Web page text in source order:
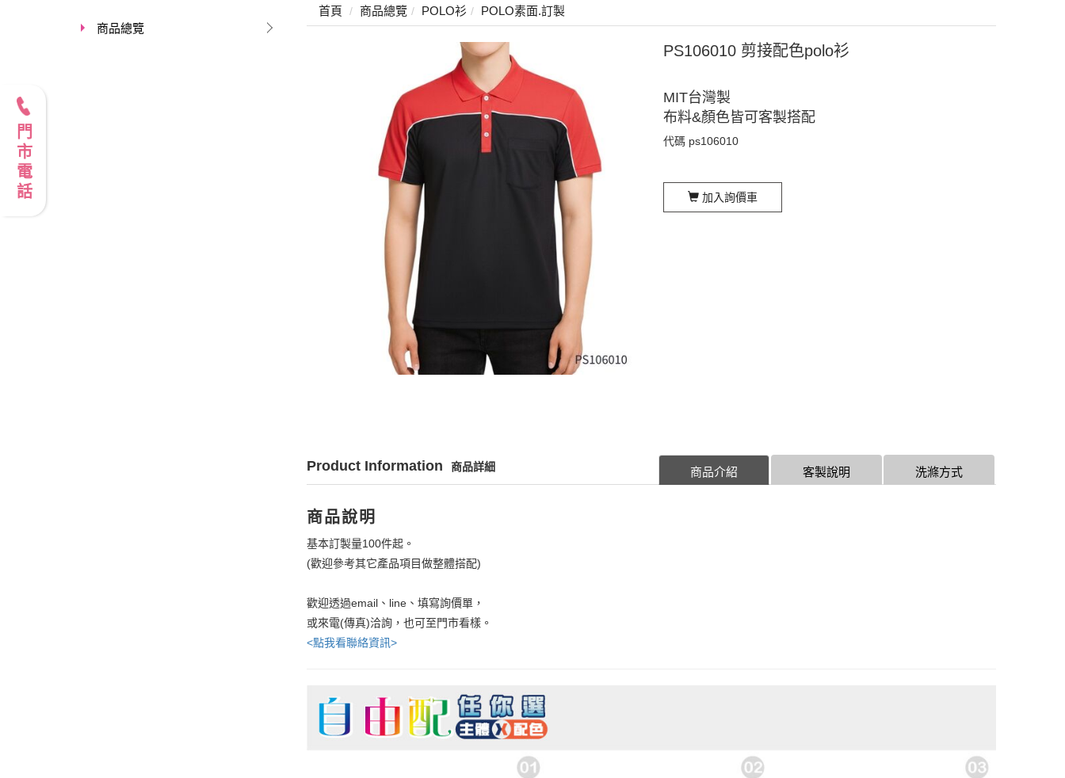
商品總覽
首頁 商品總覽 POLO衫 POLO素面.訂製
PS106010 剪接配色polo衫
MIT台灣製
布料&顏色皆可客製搭配
代碼 ps106010
加入詢價車
Product Information 商品詳細 洗滌方式
客製說明
商品介紹
商品說明
基本訂製量100件起。
(歡迎參考其它產品項目做整體搭配)
歡迎透過email、line、填寫詢價單，
或來電(傳真)洽詢，也可至門市看樣。
<點我看聯絡資訊>
門市電話